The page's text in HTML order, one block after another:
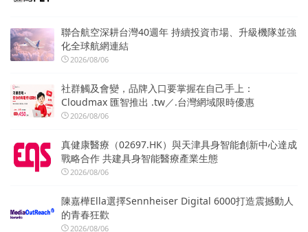
聯合航空深耕台灣40週年 持續投資市場、升級機隊並強
化全球航網連結
2026/08/06
社群觸及會變，品牌入口要掌握在自己手上：
Cloudmax 匯智推出 .tw／.台灣網域限時優惠
2026/08/06
真健康醫療（02697.HK）與天津具身智能創新中心達成
戰略合作 共建具身智能醫療產業生態
2026/08/06
陳嘉樺Ella選擇Sennheiser Digital 6000打造震撼動人
的青春狂歡
2026/08/06